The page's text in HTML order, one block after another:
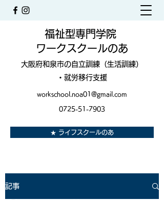
福祉型専門学院
ワークスクールのあ
大阪府和泉市の自立訓練（生活訓練）
・就労移行支援
workschool.noa01@gmail.com
0725-51-7903
★ ライフスクールのあ
記事